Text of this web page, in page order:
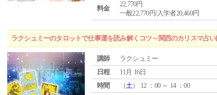
料金
22,770円
一般22,770円/入学者20,460円
ラクシュミーのタロットで仕事運を読み解くコツ～関西のカリスマ占
講師
ラクシュミー
日程
11月 16日
時間
（土） 12 ：00 ～ 14 ：00